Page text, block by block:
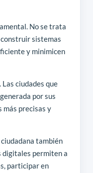
No se trata
sistemas
y minimicen
ciudades que
por sus
más precisas y
también
digitales permiten a
participar en